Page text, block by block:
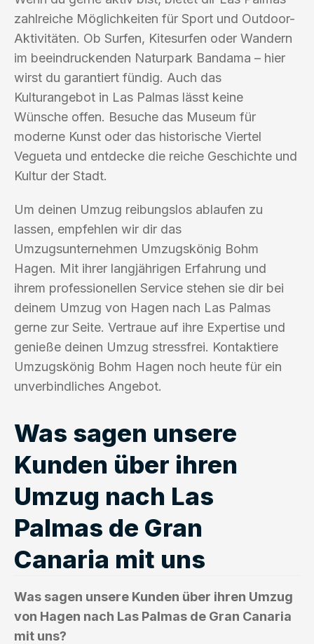
zahlreiche Möglichkeiten für Sport und Outdoor-
Aktivitäten. Ob Surfen, Kitesurfen oder Wandern
im beeindruckenden Naturpark Bandama – hier
wirst du garantiert fündig. Auch das
Kulturangebot in Las Palmas lässt keine
Wünsche offen. Besuche das Museum für
moderne Kunst oder das historische Viertel
Vegueta und entdecke die reiche Geschichte und
Kultur der Stadt.
Um deinen Umzug reibungslos ablaufen zu
lassen, empfehlen wir dir das
Umzugsunternehmen Umzugskönig Bohm
Hagen. Mit ihrer langjährigen Erfahrung und
ihrem professionellen Service stehen sie dir bei
deinem Umzug von Hagen nach Las Palmas
gerne zur Seite. Vertraue auf ihre Expertise und
genieße deinen Umzug stressfrei. Kontaktiere
Umzugskönig Bohm Hagen noch heute für ein
unverbindliches Angebot.
Was sagen unsere
Kunden über ihren
Umzug nach Las
Palmas de Gran
Canaria mit uns
Was sagen unsere Kunden über ihren Umzug
von Hagen nach Las Palmas de Gran Canaria
mit uns?